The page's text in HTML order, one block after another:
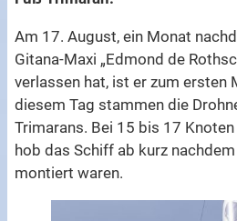
Am 17. August, ein Monat
Gitana-Maxi „Edmond de
verlassen hat, ist er zum ersten
diesem Tag stammen die
Trimarans. Bei 15 bis 17
hob das Schiff ab kurz
montiert waren.